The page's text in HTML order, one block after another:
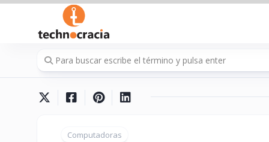
Saltar
contenido
Computadoras